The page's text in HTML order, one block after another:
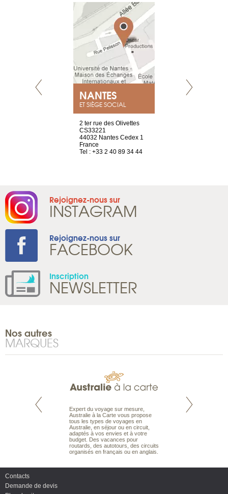
NANTES
ET SIÈGE SOCIAL
2 ter rue des Olivettes
CS33221
44032 Nantes Cedex 1
France
Tel : +33 2 40 89 34 44
Rejoignez-nous sur
INSTAGRAM
Rejoignez-nous sur
FACEBOOK
Inscription
NEWSLETTER
Nos autres
MARQUES
est le spécialiste
Expert du voyage sur mesure,
Australie à la Carte vous propose
tous les types de voyages en
Australie, en séjour ou en circuit,
adaptés à vos envies et à votre
budget. Des vacances pour
routards, des autotours, des circuits
organisés en français ou en anglais.
Parce qu’ils sont
Contacts
Demande de devis